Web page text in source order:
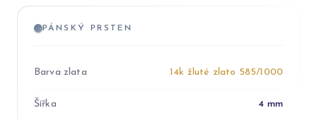
PÁNSKÝ PRSTEN
Barva zlata 14k žluté zlato 585/1000
Šířka 4 mm